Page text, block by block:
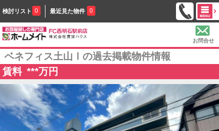
検討リスト 0 最近見た物件 0
お問合せ
ベネフィス土山Ⅰの過去掲載物件情報
賃料 ***万円